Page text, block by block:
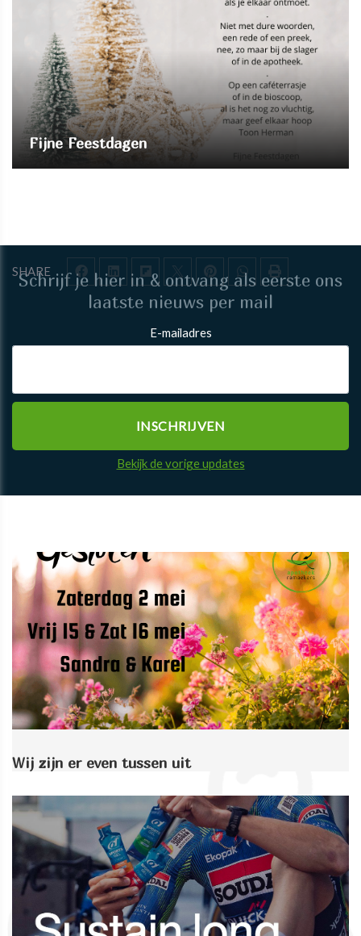
SHARE
Fijne Feestdagen
Schrijf je hier in & ontvang als eerste ons
laatste nieuws per mail
E-mailadres
Bekijk de vorige updates
Wij zijn er even tussen uit